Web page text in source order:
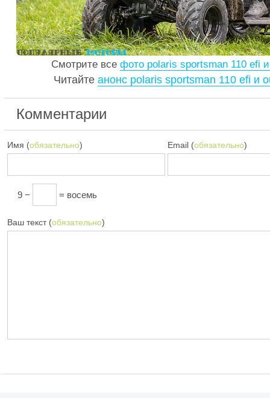
Смотрите все фото polaris sportsman 110 efi
Читайте анонс polaris sportsman 110 efi и
Комментарии
Имя (обязательно) Email (обязательно)
9 − = восемь
Ваш текст (обязательно)